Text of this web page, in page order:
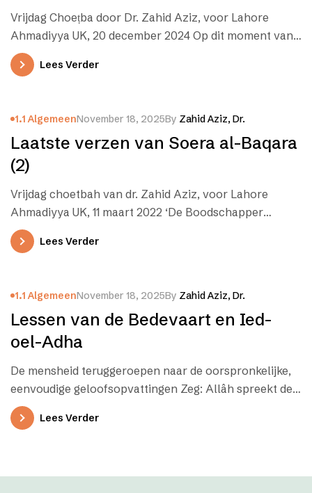
wasrechtschapen en puur
Vrijdag Choeṭba door Dr. Zahid Aziz, voor Lahore
Ahmadiyya UK, 20 december 2024 Op dit moment van
het jaar herdenken…
Lees Verder
1.1 AlgemeenNovember 18, 2025By Zahid Aziz, Dr.
Laatste verzen van Soera al-Baqara
(2)
Vrijdag choetbah van dr. Zahid Aziz, voor Lahore
Ahmadiyya UK, 11 maart 2022 ‘De Boodschapper
gelooft in wat aan hem…
Lees Verder
1.1 AlgemeenNovember 18, 2025By Zahid Aziz, Dr.
Lessen van de Bedevaart en Ied-
oel-Adha
De mensheid teruggeroepen naar de oorspronkelijke,
eenvoudige geloofsopvattingen Zeg: Allâh spreekt de
waarheid; volg dus de religie van Abraham, de…
Lees Verder